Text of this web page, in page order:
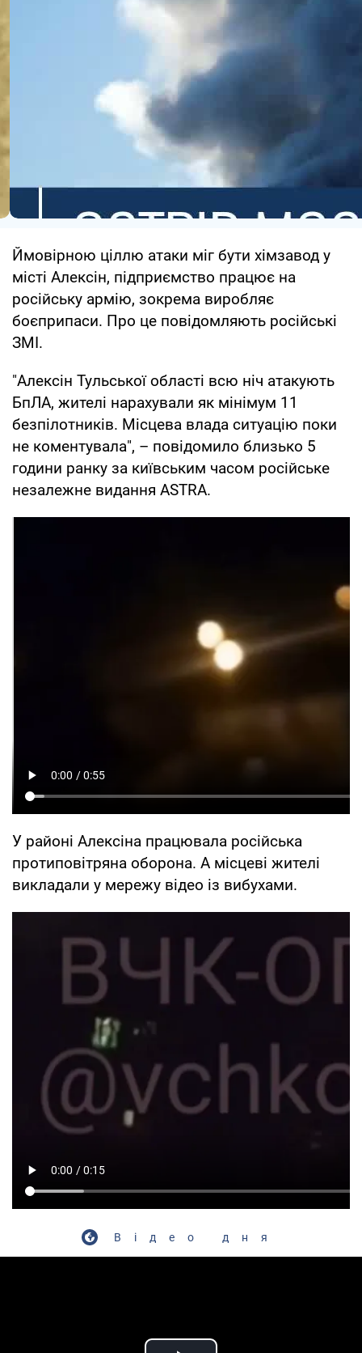
Ймовірною ціллю атаки міг бути хімзавод у
місті Алексін, підприємство працює на
російську армію, зокрема виробляє
боєприпаси. Про це повідомляють російські
ЗМІ.
"Алексін Тульської області всю ніч атакують
БпЛА, жителі нарахували як мінімум 11
безпілотників. Місцева влада ситуацію поки
не коментувала", – повідомило близько 5
години ранку за київським часом російське
незалежне видання ASTRA.
У районі Алексіна працювала російська
протиповітряна оборона. А місцеві жителі
викладали у мережу відео із вибухами.
Відео дня